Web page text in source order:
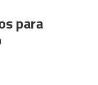
para